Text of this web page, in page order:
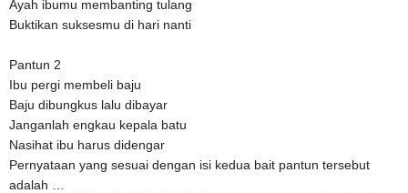
Ayah ibumu membanting tulang
Buktikan suksesmu di hari nanti
Pantun 2
Ibu pergi membeli baju
Baju dibungkus lalu dibayar
Janganlah engkau kepala batu
Nasihat ibu harus didengar
Pernyataan yang sesuai dengan isi kedua bait pantun tersebut
adalah …